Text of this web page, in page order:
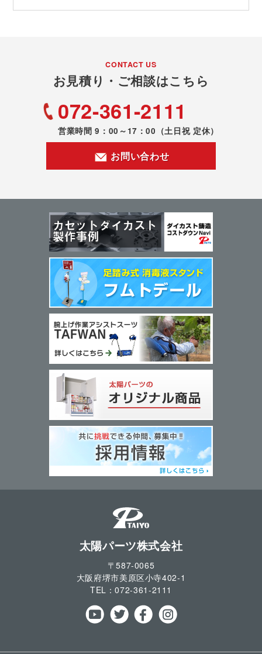
CONTACT US
お見積り・ご相談はこちら
072-361-2111
営業時間 9：00～17：00 （土日祝 定休）
お問い合わせ
太陽パーツ株式会社
〒587-0065
大阪府堺市美原区小寺402-1
TEL：072-361-2111